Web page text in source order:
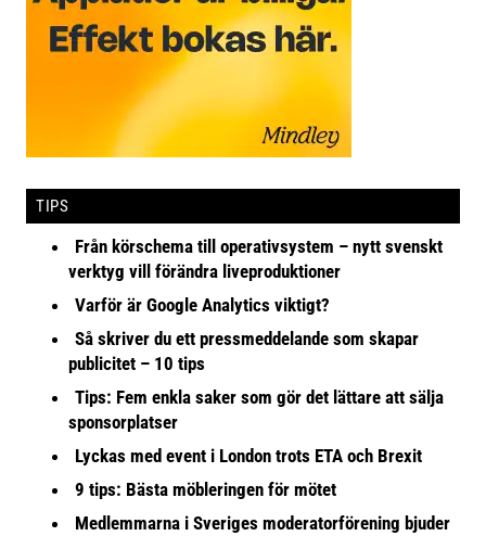
TIPS
Från körschema till operativsystem – nytt svenskt
verktyg vill förändra liveproduktioner
Varför är Google Analytics viktigt?
Så skriver du ett pressmeddelande som skapar
publicitet – 10 tips
Tips: Fem enkla saker som gör det lättare att sälja
sponsorplatser
Lyckas med event i London trots ETA och Brexit
9 tips: Bästa möbleringen för mötet
Medlemmarna i Sveriges moderatorförening bjuder